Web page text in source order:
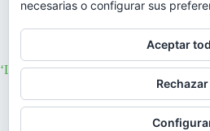
‘Lá vai ela’, nuevo tema de Ana Moura
03/11/2023
necesarias o configurar sus
Aceptar
Rechazar